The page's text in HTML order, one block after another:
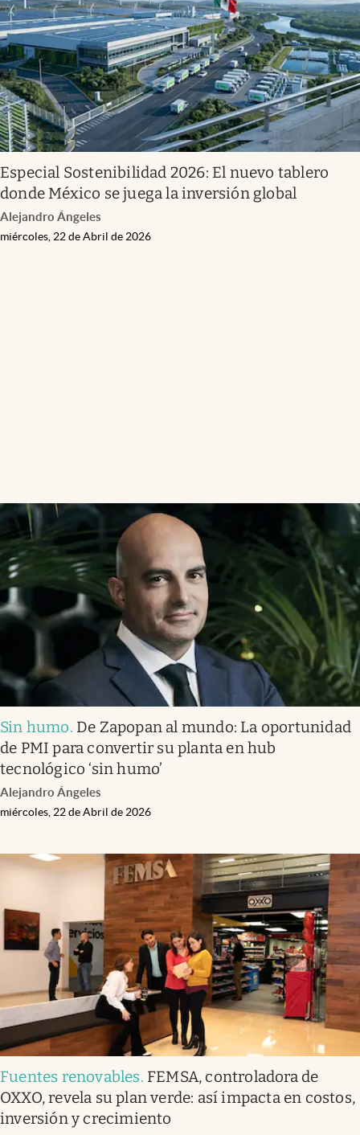
Especial Sostenibilidad 2026: El nuevo tablero
donde México se juega la inversión global
Alejandro Ángeles
miércoles, 22 de Abril de 2026
Sin humo. De Zapopan al mundo: La oportunidad
de PMI para convertir su planta en hub
tecnológico ‘sin humo’
Alejandro Ángeles
miércoles, 22 de Abril de 2026
Fuentes renovables. FEMSA, controladora de
OXXO, revela su plan verde: así impacta en costos,
inversión y crecimiento